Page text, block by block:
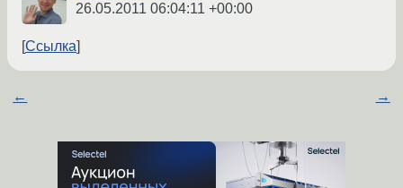
26.05.2011 06:04:11 +00:00
Ссылка
← →